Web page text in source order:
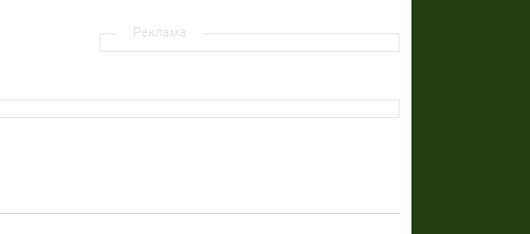
Реклама